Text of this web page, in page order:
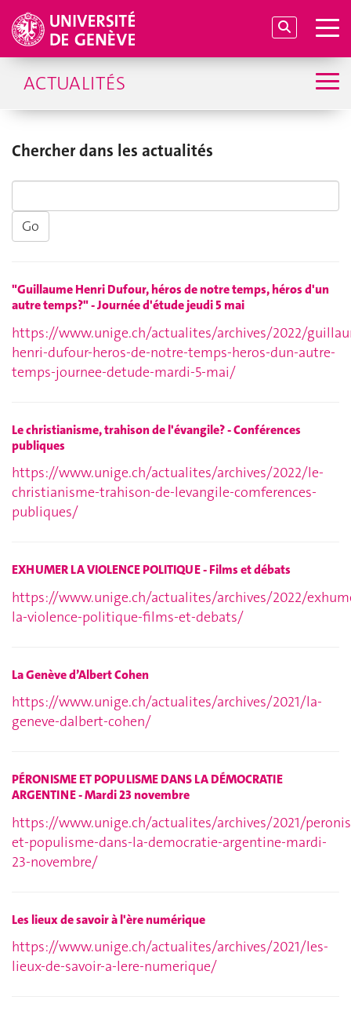
ACTUALITÉS
Chercher dans les actualités
"Guillaume Henri Dufour, héros de notre temps, héros d'un
autre temps?" - Journée d'étude jeudi 5 mai
https://www.unige.ch/actualites/archives/2022/
henri-dufour-heros-de-notre-temps-heros-dun-autre-
temps-journee-detude-mardi-5-mai/
Le christianisme, trahison de l'évangile? - Conférences
publiques
https://www.unige.ch/actualites/archives/2022/le-
christianisme-trahison-de-levangile-comferences-
publiques/
EXHUMER LA VIOLENCE POLITIQUE - Films et débats
https://www.unige.ch/actualites/archives/2022/
la-violence-politique-films-et-debats/
La Genève d’Albert Cohen
https://www.unige.ch/actualites/archives/2021/la-
geneve-dalbert-cohen/
PÉRONISME ET POPULISME DANS LA DÉMOCRATIE
ARGENTINE - Mardi 23 novembre
https://www.unige.ch/actualites/archives/2021/
et-populisme-dans-la-democratie-argentine-mardi-
23-novembre/
Les lieux de savoir à l'ère numérique
https://www.unige.ch/actualites/archives/2021/les-
lieux-de-savoir-a-lere-numerique/